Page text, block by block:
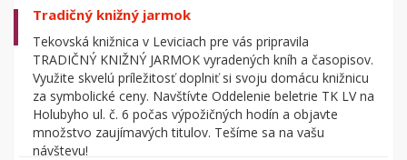
Tradičný knižný jarmok
Tekovská knižnica v Leviciach pre vás pripravila
TRADIČNÝ KNIŽNÝ JARMOK vyradených kníh a časopisov.
Využite skvelú príležitosť doplniť si svoju domácu knižnicu
za symbolické ceny. Navštívte Oddelenie beletrie TK LV na
Holubyho ul. č. 6 počas výpožičných hodín a objavte
množstvo zaujímavých titulov. Tešíme sa na vašu
návštevu!